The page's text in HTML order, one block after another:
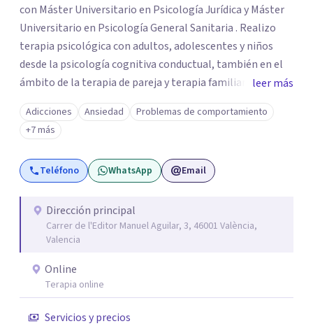
con Máster Universitario en Psicología Jurídica y Máster
Universitario en Psicología General Sanitaria . Realizo
terapia psicológica con adultos, adolescentes y niños
desde la psicología cognitiva conductual, también en el
ámbito de la terapia de pareja y terapia familiar. Como
psicóloga jurídico forense, realizo informes periciales
psicológicos en el ámbito de familia, civil, penal y laboral.
Soy miembro del Listado Oficial de Psicólogos Forenses
del Colegio Oficial de Psicólogos de la Comunidad
Valencia (LOPF). Y realizo mi trabajo en CONECTA Centro
leer más
Adicciones Ansiedad
Problemas de comportamiento
+7 más
Teléfono WhatsApp Email
Dirección principal
Carrer de l'Editor Manuel Aguilar, 3, 46001 València,
Valencia
Online
Terapia online
Servicios y precios